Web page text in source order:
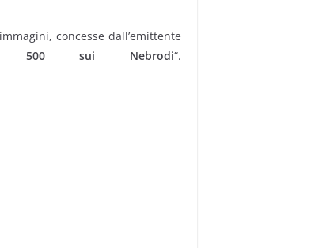
concesse dall’emittente
500 sui Nebrodi“.